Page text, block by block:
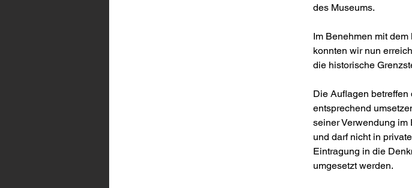
des Museums.
Im Benehmen mit
konnten wir nun
die historische
Die Auflagen
entsprechend
seiner Verwendung im
und darf nicht in
Eintragung in die
umgesetzt werden.